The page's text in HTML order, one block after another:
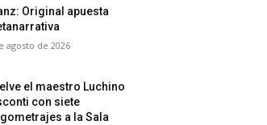
Original apuesta
agosto de 2026
el maestro Luchino
con siete
a la Sala